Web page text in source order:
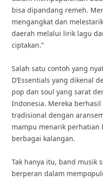
bisa dipandang remeh.
mengangkat dan
daerah melalui lirik lagu
ciptakan.”
Salah satu contoh yang
D’Essentials yang dikenal
pop dan soul yang sarat
Indonesia. Mereka
tradisional dengan
mampu menarik perhatian
berbagai kalangan.
Tak hanya itu, band musik
berperan dalam